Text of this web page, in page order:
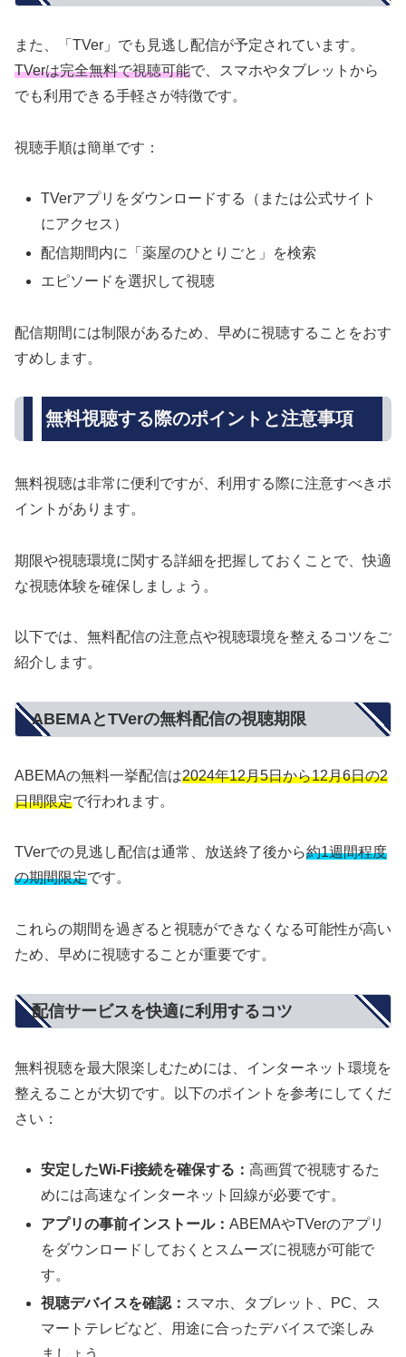
また、「TVer」でも見逃し配信が予定されています。
TVerは完全無料で視聴可能で、スマホやタブレットから
でも利用できる手軽さが特徴です。
視聴手順は簡単です：
TVerアプリをダウンロードする（または公式サイト
にアクセス）
配信期間内に「薬屋のひとりごと」を検索
エピソードを選択して視聴
配信期間には制限があるため、早めに視聴することをおす
すめします。
無料視聴する際のポイントと注意事項
無料視聴は非常に便利ですが、利用する際に注意すべきポ
イントがあります。
期限や視聴環境に関する詳細を把握しておくことで、快適
な視聴体験を確保しましょう。
以下では、無料配信の注意点や視聴環境を整えるコツをご
紹介します。
ABEMAとTVerの無料配信の視聴期限
ABEMAの無料一挙配信は2024年12月5日から12月6日の2
日間限定で行われます。
TVerでの見逃し配信は通常、放送終了後から約1週間程度
の期間限定です。
これらの期間を過ぎると視聴ができなくなる可能性が高い
ため、早めに視聴することが重要です。
配信サービスを快適に利用するコツ
無料視聴を最大限楽しむためには、インターネット環境を
整えることが大切です。以下のポイントを参考にしてくだ
さい：
安定したWi-Fi接続を確保する：高画質で視聴するた
めには高速なインターネット回線が必要です。
アプリの事前インストール：ABEMAやTVerのアプリ
をダウンロードしておくとスムーズに視聴が可能で
す。
視聴デバイスを確認： スマホ、タブレット、PC、ス
マートテレビなど、用途に合ったデバイスで楽しみ
ましょう。